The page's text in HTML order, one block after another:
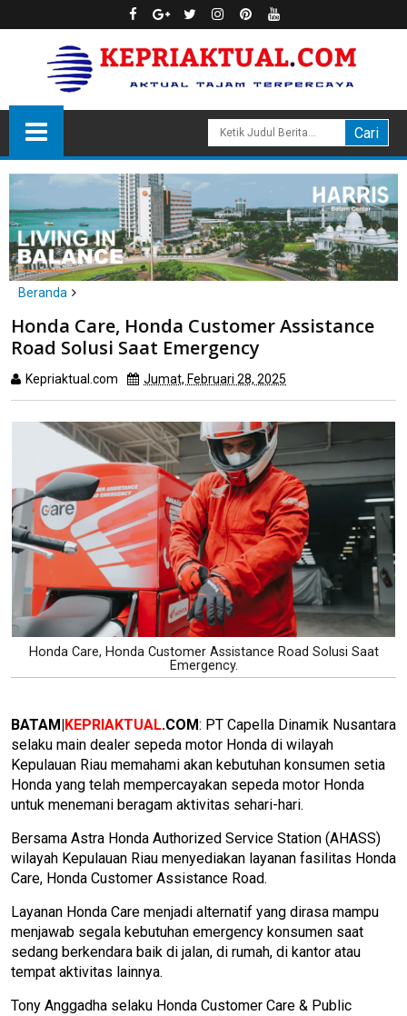
Beranda
Batam
Honda Care, Honda Customer Assistance Road Solusi Saat
Honda Care, Honda Customer Assistance
Road Solusi Saat Emergency
Kepriaktual.com Jumat, Februari 28, 2025
Honda Care, Honda Customer Assistance Road Solusi Saat
Emergency.
BATAM|KEPRIAKTUAL.COM: PT Capella Dinamik Nusantara
selaku main dealer sepeda motor Honda di wilayah
Kepulauan Riau memahami akan kebutuhan konsumen setia
Honda yang telah mempercayakan sepeda motor Honda
untuk menemani beragam aktivitas sehari-hari.
Bersama Astra Honda Authorized Service Station (AHASS)
wilayah Kepulauan Riau menyediakan layanan fasilitas Honda
Care, Honda Customer Assistance Road.
Layanan Honda Care menjadi alternatif yang dirasa mampu
menjawab segala kebutuhan emergency konsumen saat
sedang berkendara baik di jalan, di rumah, di kantor atau
tempat aktivitas lainnya.
Tony Anggadha selaku Honda Customer Care & Public